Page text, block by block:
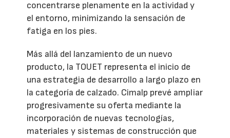
concentrarse plenamente en la actividad y
el entorno, minimizando la sensación de
fatiga en los pies.
Más allá del lanzamiento de un nuevo
producto, la TOUET representa el inicio de
una estrategia de desarrollo a largo plazo en
la categoría de calzado. Cimalp prevé ampliar
progresivamente su oferta mediante la
incorporación de nuevas tecnologías,
materiales y sistemas de construcción que